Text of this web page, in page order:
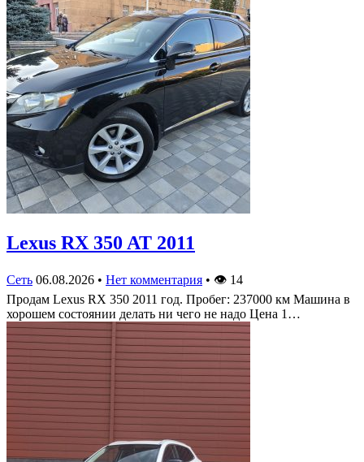
Lexus RX 350 AT 2011
Сеть 06.08.2026 • Нет комментария • 👁 14
Продам Lexus RX 350 2011 год. Пробег: 237000 км Машина в
хорошем состоянии делать ни чего не надо Цена 1…